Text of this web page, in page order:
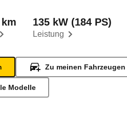
Leistung
135 kW (184 PS)
Zu meinen
Modelle